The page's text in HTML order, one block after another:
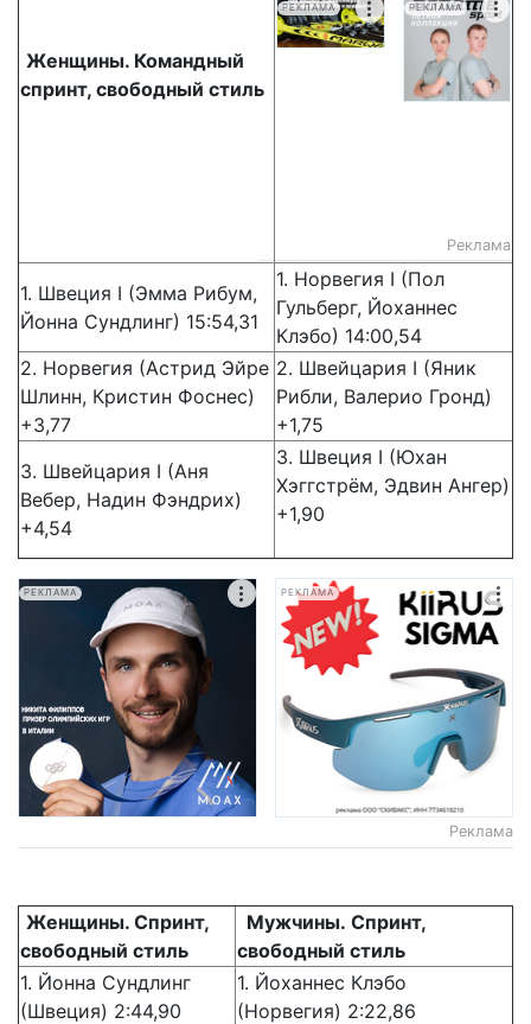
Женщины. Командный
спринт, свободный стиль
РЕКЛАМА РЕКЛАМА
Реклама
1. Швеция I (Эмма Рибум,
Йонна Сундлинг) 15:54,31
1. Норвегия I (Пол
Гульберг, Йоханнес
Клэбо) 14:00,54
2. Норвегия (Астрид Эйре
Шлинн, Кристин Фоснес)
+3,77
2. Швейцария I (Яник
Рибли, Валерио Гронд)
+1,75
3. Швейцария I (Аня
Вебер, Надин Фэндрих)
+4,54
3. Швеция I (Юхан
Хэггстрём, Эдвин Ангер)
+1,90
РЕКЛАМА РЕКЛАМА
Реклама
Женщины. Спринт,
свободный стиль
Мужчины. Спринт,
свободный стиль
1. Йонна Сундлинг
(Швеция) 2:44,90
1. Йоханнес Клэбо
(Норвегия) 2:22,86